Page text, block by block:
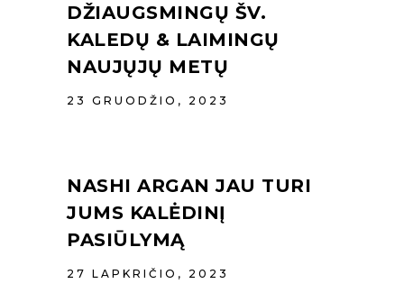
DŽIAUGSMINGŲ ŠV.
KALEDŲ & LAIMINGŲ
NAUJŲJŲ METŲ
23 GRUODŽIO, 2023
NASHI ARGAN JAU TURI
JUMS KALĖDINĮ
PASIŪLYMĄ
27 LAPKRIČIO, 2023